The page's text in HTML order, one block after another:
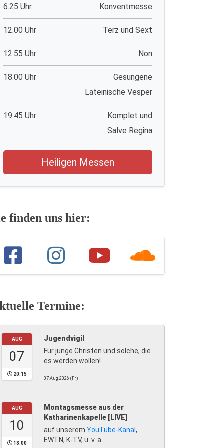
6.25 Uhr Konventmesse
12.00 Uhr Terz und Sext
12.55 Uhr Non
18.00 Uhr
Gesungene
Lateinische Vesper
19.45 Uhr
Komplet und
Salve Regina
Heiligen Messen
finden uns hier:
Termine:
AUG
07
20:15
Jugendvigil
Für junge Christen und solche, die
es werden wollen!
07.Aug.2026 (Fr)
AUG
10
18:00
Montagsmesse aus der
Katharinenkapelle [LIVE]
auf unserem YouTube-Kanal ,
EWTN, K-TV, u. v. a.